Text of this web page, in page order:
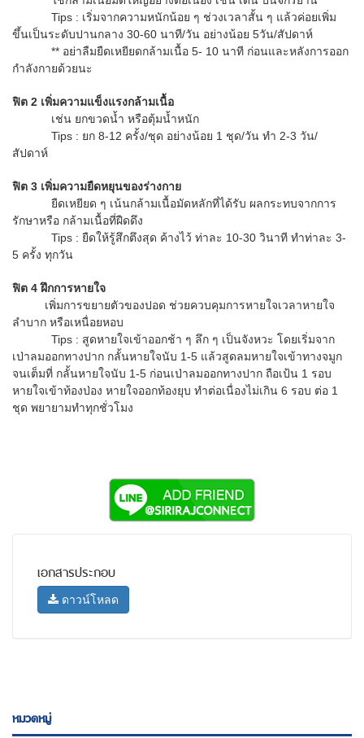
Tips : เริ่มจากความหนักน้อย ๆ ช่วงเวลาสั้น ๆ แล้วค่อยเพิ่ม
ขึ้นเป็นระดับปานกลาง 30-60 นาที/วัน อย่างน้อย 5วัน/สัปดาห์
** อย่าลืมยืดเหยียดกล้ามเนื้อ 5- 10 นาที ก่อนและหลังการออก
กำลังกายด้วยนะ
ฟิต 2 เพิ่มความแข็งแรงกล้ามเนื้อ
เช่น ยกขวดน้ำ หรือตุ้มน้ำหนัก
Tips : ยก 8-12 ครั้ง/ชุด อย่างน้อย 1 ชุด/วัน ทำ 2-3 วัน/
สัปดาห์
ฟิต 3 เพิ่มความยืดหยุนของร่างกาย
ยืดเหยียด ๆ เน้นกล้ามเนื้อมัดหลักที่ได้รับ ผลกระทบจากการ
รักษาหรือ กล้ามเนื้อที่ฝืดดึง
Tips : ยืดให้รู้สึกตึงสุด ค้างไว้ ท่าละ 10-30 วินาที ทำท่าละ 3-
5 ครั้ง ทุกวัน
ฟิต 4 ฝึกการหายใจ
เพิ่มการขยายตัวของปอด ช่วยควบคุมการหายใจเวลาหายใจ
ลำบาก หรือเหนื่อยหอบ
Tips : สูดหายใจเข้าออกช้า ๆ ลึก ๆ เป็นจังหวะ โดยเริ่มจาก
เป่าลมออกทางปาก กลั้นหายใจนับ 1-5 แล้วสูดลมหายใจเข้าทางจมูก
จนเต็มที่ กลั้นหายใจนับ 1-5 ก่อนเป่าลมออกทางปาก ถือเป้น 1 รอบ
หายใจเข้าท้องป่อง หายใจออกท้องยุบ ทำต่อเนื่องไม่เกิน 6 รอบ ต่อ 1
ชุด พยายามทำทุกชั่วโมง
เอกสารประกอบ
ดาวน์โหลด
หมวดหมู่